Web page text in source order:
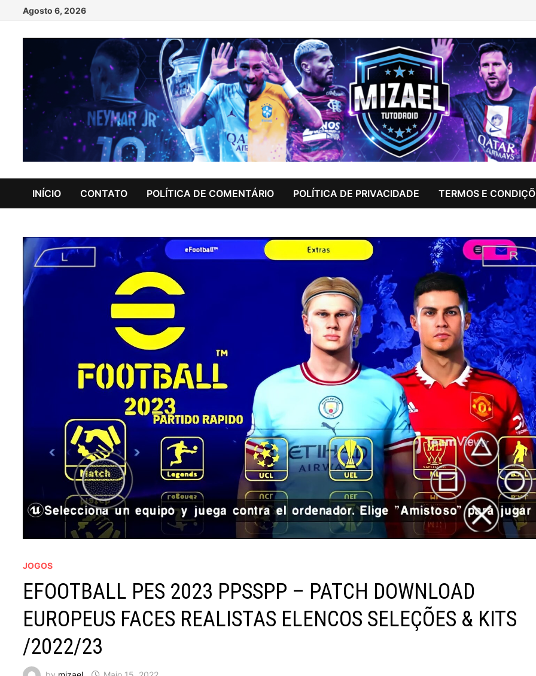
content
Agosto 6, 2026
INÍCIO CONTATO POLÍTICA DE COMENTÁRIO POLÍTICA DE PRIVACIDADE TERMOS E
JOGOS
EFOOTBALL PES 2023 PPSSPP – PATCH DOWNLOAD
EUROPEUS FACES REALISTAS ELENCOS SELEÇÕES & KITS
/2022/23